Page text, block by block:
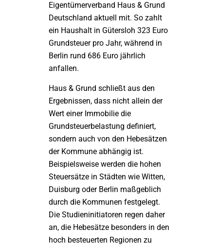
Eigentümerverband Haus & Grund
Deutschland aktuell mit. So zahlt
ein Haushalt in Gütersloh 323 Euro
Grundsteuer pro Jahr, während in
Berlin rund 686 Euro jährlich
anfallen.
Haus & Grund schließt aus den
Ergebnissen, dass nicht allein der
Wert einer Immobilie die
Grundsteuerbelastung definiert,
sondern auch von den Hebesätzen
der Kommune abhängig ist.
Beispielsweise werden die hohen
Steuersätze in Städten wie Witten,
Duisburg oder Berlin maßgeblich
durch die Kommunen festgelegt.
Die Studieninitiatoren regen daher
an, die Hebesätze besonders in den
hoch besteuerten Regionen zu